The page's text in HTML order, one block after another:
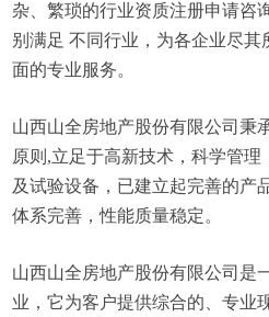
杂、繁琐的行业资质注册申请咨
别满足 不同行业，为各企业尽
面的专业服务。
山西山全房地产股份有限公司秉
原则,立足于高新技术，科学管理
及试验设备，已建立起完善的产
体系完善，性能质量稳定。
山西山全房地产股份有限公司是
业，它为客户提供综合的、专业